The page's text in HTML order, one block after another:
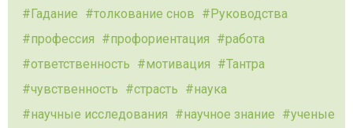
Гадание
толкование снов
Руководства
профессия
профориентация
работа
ответственность
мотивация
Тантра
чувственность
страсть
наука
научные исследования
научное знание
ученые